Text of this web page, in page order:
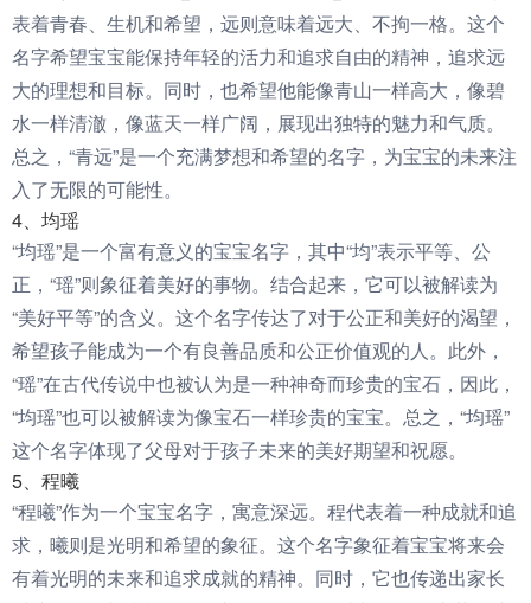
表着青春、生机和希望，远则意味着远大、不拘一格。这个
名字希望宝宝能保持年轻的活力和追求自由的精神，追求远
大的理想和目标。同时，也希望他能像青山一样高大，像碧
水一样清澈，像蓝天一样广阔，展现出独特的魅力和气质。
总之，“青远”是一个充满梦想和希望的名字，为宝宝的未来注
入了无限的可能性。
4、均瑶
“均瑶”是一个富有意义的宝宝名字，其中“均”表示平等、公
正，“瑶”则象征着美好的事物。结合起来，它可以被解读为
“美好平等”的含义。这个名字传达了对于公正和美好的渴望，
希望孩子能成为一个有良善品质和公正价值观的人。此外，
“瑶”在古代传说中也被认为是一种神奇而珍贵的宝石，因此，
“均瑶”也可以被解读为像宝石一样珍贵的宝宝。总之，“均瑶”
这个名字体现了父母对于孩子未来的美好期望和祝愿。
5、程曦
“程曦”作为一个宝宝名字，寓意深远。程代表着一种成就和追
求，曦则是光明和希望的象征。这个名字象征着宝宝将来会
有着光明的未来和追求成就的精神。同时，它也传递出家长